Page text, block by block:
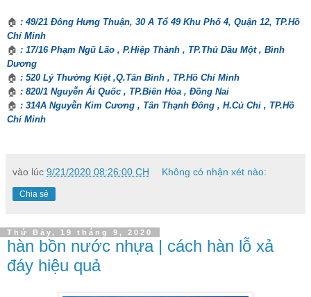
🏠 : 49/21 Đông Hưng Thuận, 30 A Tổ 49 Khu Phố 4, Quận 12, TP.Hồ
Chí Minh
🏠 : 17/16 Phạm Ngũ Lão , P.Hiệp Thành , TP.Thủ Dầu Một , Bình
Dương
🏠 : 520 Lý Thường Kiệt ,Q.Tân Bình , TP.Hồ Chí Minh
🏠 : 820/1 Nguyễn Ái Quốc , TP.Biên Hòa , Đồng Nai
🏠 : 314A Nguyễn Kim Cương , Tân Thạnh Đông , H.Củ Chi , TP.Hồ
Chí Minh
vào lúc 9/21/2020 08:26:00 CH Không có nhận xét nào:
Chia sẻ
Thứ Bảy, 19 tháng 9, 2020
hàn bồn nước nhựa | cách hàn lỗ xả
đáy hiệu quả